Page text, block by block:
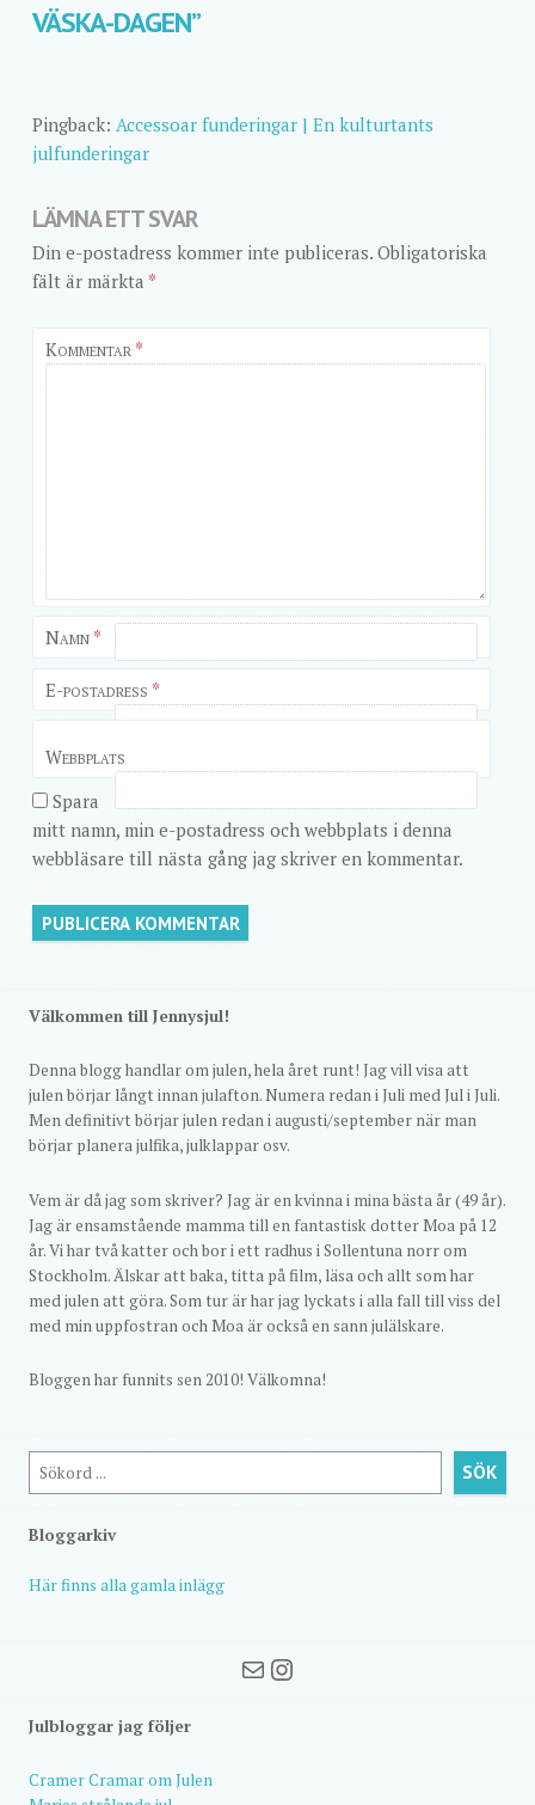
VÄSKA-DAGEN”
Pingback: Accessoar funderingar | En kulturtants
julfunderingar
LÄMNA ETT SVAR
Din e-postadress kommer inte publiceras. Obligatoriska
fält är märkta *
Kommentar *
Namn *
E-postadress *
Webbplats
Spara
mitt namn, min e-postadress och webbplats i denna
webbläsare till nästa gång jag skriver en kommentar.
Välkommen till Jennysjul!
Denna blogg handlar om julen, hela året runt! Jag vill visa att
julen börjar långt innan julafton. Numera redan i Juli med Jul i Juli.
Men definitivt börjar julen redan i augusti/september när man
börjar planera julfika, julklappar osv.
Vem är då jag som skriver? Jag är en kvinna i mina bästa år (49 år).
Jag är ensamstående mamma till en fantastisk dotter Moa på 12
år. Vi har två katter och bor i ett radhus i Sollentuna norr om
Stockholm. Älskar att baka, titta på film, läsa och allt som har
med julen att göra. Som tur är har jag lyckats i alla fall till viss del
med min uppfostran och Moa är också en sann julälskare.
Bloggen har funnits sen 2010! Välkomna!
SÖK
Bloggarkiv
Här finns alla gamla inlägg
MailInstagram
Julbloggar jag följer
Cramer Cramar om Julen